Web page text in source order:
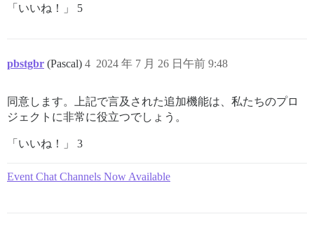
「いいね！」 5
pbstgbr (Pascal) 2024 年 7 月 26 日午前 9:48
4
同意します。上記で言及された追加機能は、私たちのプロ
ジェクトに非常に役立つでしょう。
「いいね！」 3
Event Chat Channels Now Available